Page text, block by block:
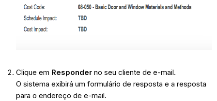
Clique em Responderno seu cliente de e-mail.
O sistema exibirá um formulário de resposta e a resposta
para o endereço de e-mail.